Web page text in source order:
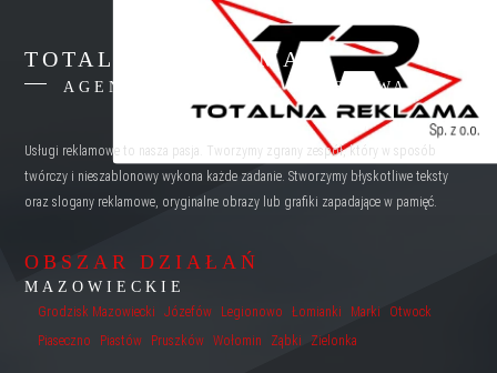
TOTALNA REKLAMA
AGENCJA REKLAMY WARSZAWA
Usługi reklamowe to nasza pasja. Tworzymy zgrany zespół, który w sposób
twórczy i nieszablonowy wykona każde zadanie. Stworzymy błyskotliwe teksty
oraz slogany reklamowe, oryginalne obrazy lub grafiki zapadające w pamięć.
OBSZAR DZIAŁAŃ
MAZOWIECKIE
Grodzisk Mazowiecki Józefów Legionowo Łomianki Marki
Otwock
Piaseczno
Piastów Pruszków Wołomin Ząbki Zielonka